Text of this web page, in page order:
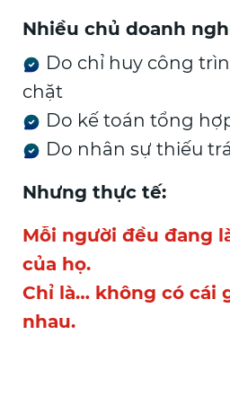
Nhiều chủ doanh
Do chỉ huy công
chặt
Do kế toán tổng
Do nhân sự thiếu
Nhưng thực tế:
Mỗi người đều đang
của họ.
Chỉ là… không có cái
nhau.